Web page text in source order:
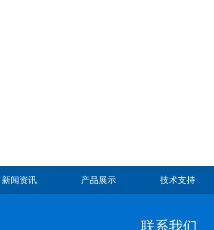
新闻资讯 产品展示 技术支持
联系我们